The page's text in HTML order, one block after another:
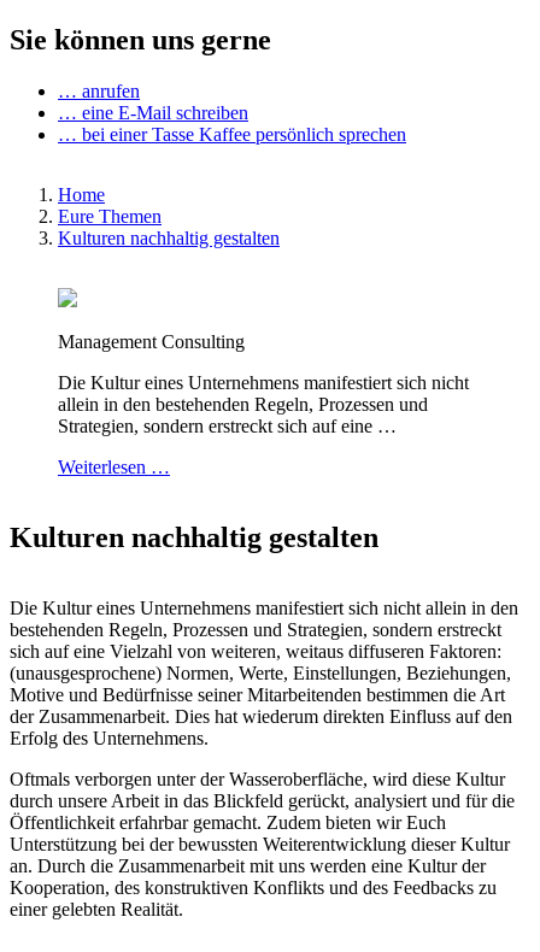
Sie können uns gerne
… anrufen
… eine E-Mail schreiben
… bei einer Tasse Kaffee persönlich sprechen
Home
Eure Themen
Kulturen nachhaltig gestalten
Management Consulting
Die Kultur eines Unternehmens manifestiert sich nicht
allein in den bestehenden Regeln, Prozessen und
Strategien, sondern erstreckt sich auf eine …
Weiterlesen …
Kulturen nachhaltig gestalten
Die Kultur eines Unternehmens manifestiert sich nicht allein in den
bestehenden Regeln, Prozessen und Strategien, sondern erstreckt
sich auf eine Vielzahl von weiteren, weitaus diffuseren Faktoren:
(unausgesprochene) Normen, Werte, Einstellungen, Beziehungen,
Motive und Bedürfnisse seiner Mitarbeitenden bestimmen die Art
der Zusammenarbeit. Dies hat wiederum direkten Einfluss auf den
Erfolg des Unternehmens.
Oftmals verborgen unter der Wasseroberfläche, wird diese Kultur
durch unsere Arbeit in das Blickfeld gerückt, analysiert und für die
Öffentlichkeit erfahrbar gemacht. Zudem bieten wir Euch
Unterstützung bei der bewussten Weiterentwicklung dieser Kultur
an. Durch die Zusammenarbeit mit uns werden eine Kultur der
Kooperation, des konstruktiven Konflikts und des Feedbacks zu
einer gelebten Realität.